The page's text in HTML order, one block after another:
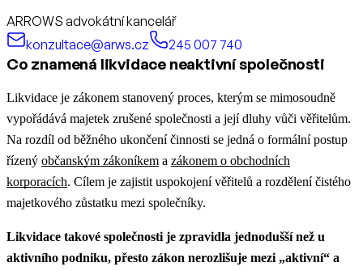
ARROWS advokátní kancelář
konzultace@arws.cz
245 007 740
Co znamená likvidace neaktivní společnosti
Likvidace je zákonem stanovený proces, kterým se mimosoudně
vypořádává majetek zrušené společnosti a její dluhy vůči věřitelům.
Na rozdíl od běžného ukončení činnosti se jedná o formální postup
řízený občanským zákoníkem a zákonem o obchodních
korporacích. Cílem je zajistit uspokojení věřitelů a rozdělení čistého
majetkového zůstatku mezi společníky.
Likvidace takové společnosti je zpravidla jednodušší než u
aktivního podniku, přesto zákon nerozlišuje mezi „aktivní“ a